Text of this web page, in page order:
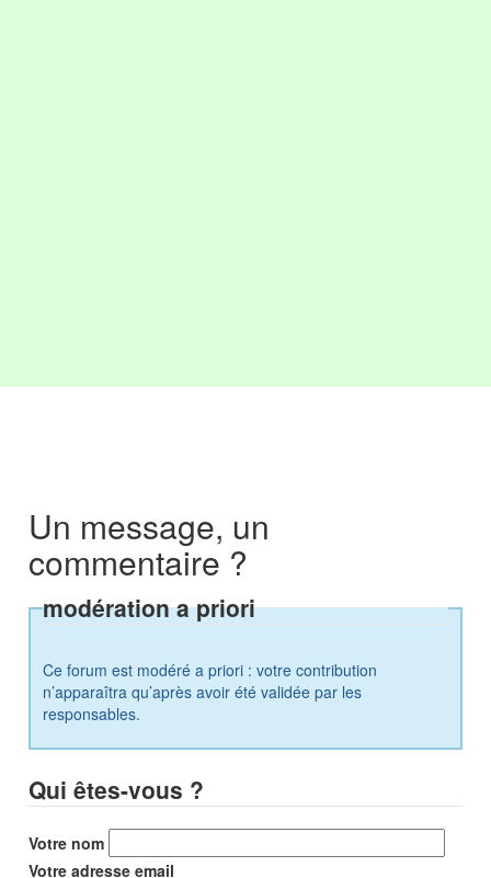
Un message, un
commentaire ?
modération a priori
Ce forum est modéré a priori : votre contribution
n’apparaîtra qu’après avoir été validée par les
responsables.
Qui êtes-vous ?
Votre nom
Votre adresse email